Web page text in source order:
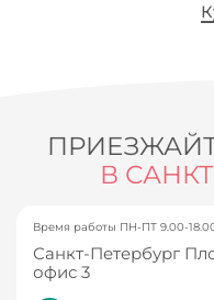
В
Время работы ПН-ПТ 9.00-
Санкт-Петербург
офис 3